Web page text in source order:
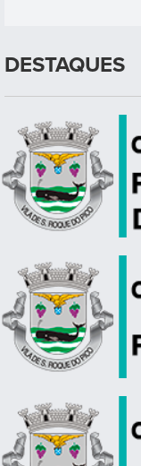
DESTAQUES